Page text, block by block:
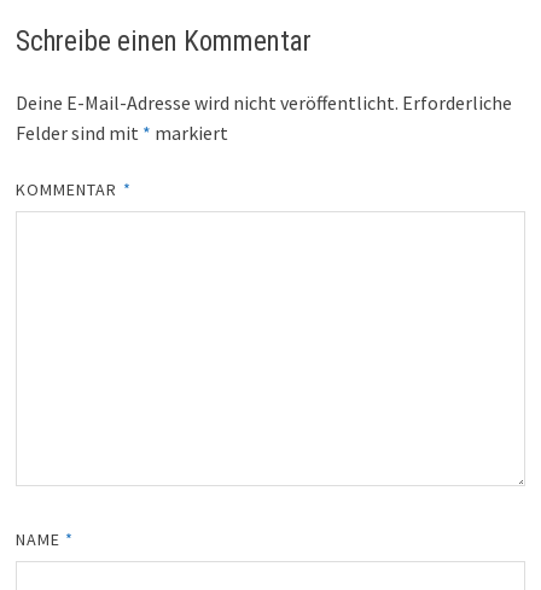
Schreibe einen Kommentar
Deine E-Mail-Adresse wird nicht veröffentlicht. Erforderliche
Felder sind mit * markiert
KOMMENTAR *
NAME *